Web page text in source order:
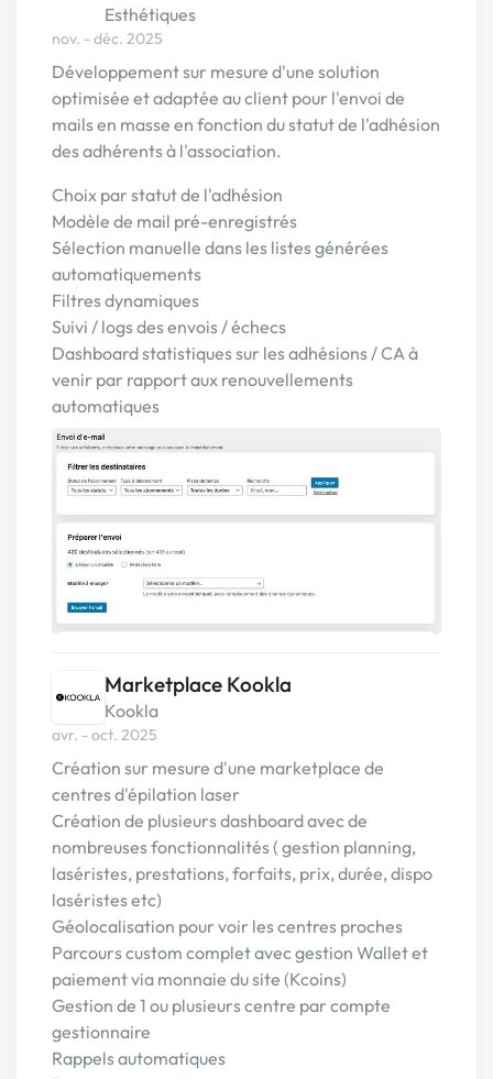
Esthétiques
nov. - déc. 2025
Développement sur mesure d'une solution
optimisée et adaptée au client pour l'envoi de
mails en masse en fonction du statut de l'adhésion
des adhérents à l'association.
Choix par statut de l'adhésion
Modèle de mail pré-enregistrés
Sélection manuelle dans les listes générées
automatiquements
Filtres dynamiques
Suivi / logs des envois / échecs
Dashboard statistiques sur les adhésions / CA à
venir par rapport aux renouvellements
automatiques
Marketplace Kookla
Kookla
avr. - oct. 2025
Création sur mesure d'une marketplace de
centres d'épilation laser
Création de plusieurs dashboard avec de
nombreuses fonctionnalités ( gestion planning,
laséristes, prestations, forfaits, prix, durée, dispo
laséristes etc)
Géolocalisation pour voir les centres proches
Parcours custom complet avec gestion Wallet et
paiement via monnaie du site (Kcoins)
Gestion de 1 ou plusieurs centre par compte
gestionnaire
Rappels automatiques